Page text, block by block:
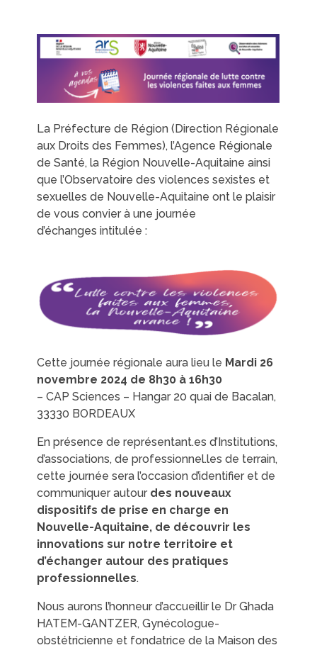
La Préfecture de Région (Direction Régionale
aux Droits des Femmes), l’Agence Régionale
de Santé, la Région Nouvelle-Aquitaine ainsi
que l’Observatoire des violences sexistes et
sexuelles de Nouvelle-Aquitaine ont le plaisir
de vous convier à une journée
d’échanges intitulée :
Cette journée régionale aura lieu le Mardi 26
novembre 2024 de 8h30 à 16h30
– CAP Sciences – Hangar 20 quai de Bacalan,
33330 BORDEAUX
En présence de représentant.es d’Institutions,
d’associations, de professionnel.les de terrain,
cette journée sera l’occasion d’identifier et de
communiquer autour des nouveaux
dispositifs de prise en charge en
Nouvelle-Aquitaine, de découvrir les
innovations sur notre territoire et
d’échanger autour des pratiques
professionnelles.
Nous aurons l’honneur d’accueillir le Dr Ghada
HATEM-GANTZER, Gynécologue-
obstétricienne et fondatrice de la Maison des